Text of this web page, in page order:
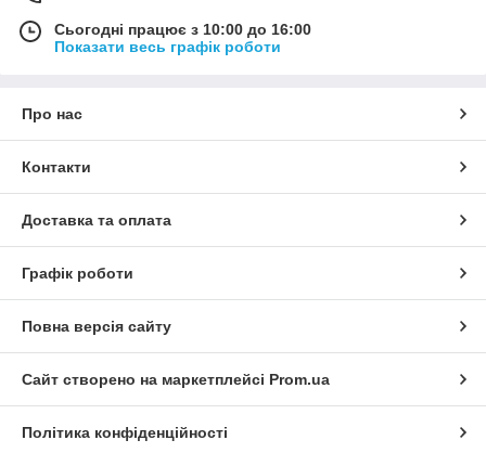
Сьогодні працює з 10:00 до 16:00
Показати весь графік роботи
Про нас
Контакти
Доставка та оплата
Графік роботи
Повна версія сайту
Сайт створено на маркетплейсі Prom.ua
Політика конфіденційності